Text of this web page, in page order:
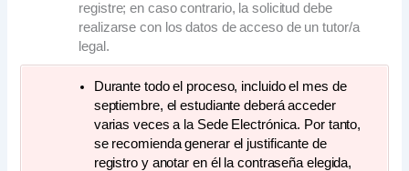
registre; en caso contrario, la solicitud debe
realizarse con los datos de acceso de un tutor/a
legal.
Durante todo el proceso, incluido el mes de
septiembre, el estudiante deberá acceder
varias veces a la Sede Electrónica. Por tanto,
se recomienda generar el justificante de
registro y anotar en él la contraseña elegida,